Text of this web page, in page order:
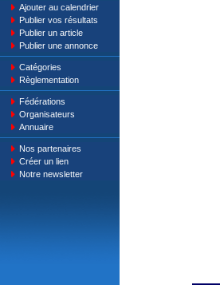
Ajouter au calendrier
Publier vos résultats
Publier un article
Publier une annonce
Catégories
Règlementation
Fédérations
Organisateurs
Annuaire
Nos partenaires
Créer un lien
Notre newsletter